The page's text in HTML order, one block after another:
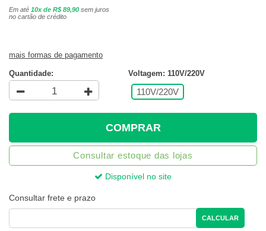
Em até 10x de R$ 89,90 sem juros
no cartão de crédito
mais formas de pagamento
Quantidade: Voltagem: 110V/220V
110V/220V
COMPRAR
Consultar estoque das lojas
Disponível no site
Consultar frete e prazo
CALCULAR